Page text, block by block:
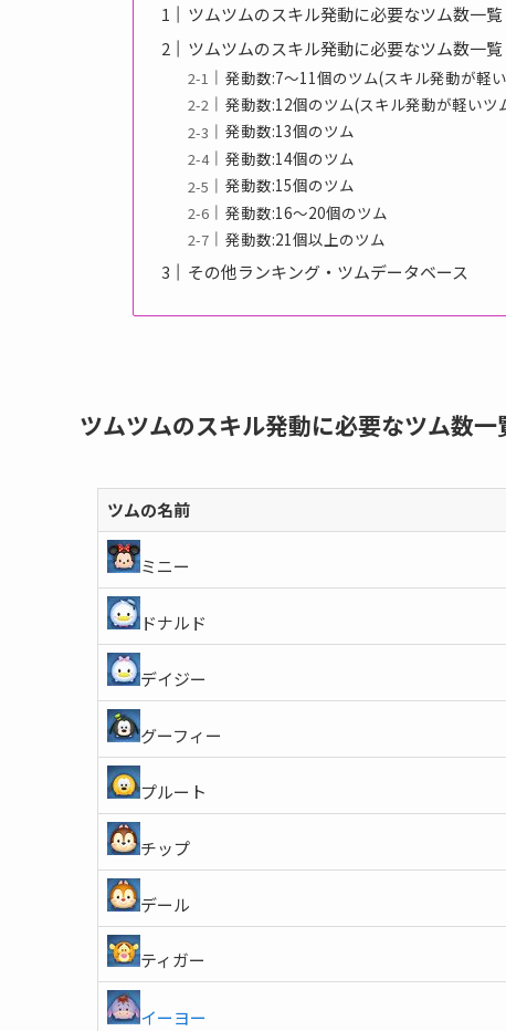
ツムツムのスキル発動に必要なツム数一覧
ツムツムのスキル発動に必要なツム数一覧
発動数:7～11個のツム(スキル発動が軽
発動数:12個のツム(スキル発動が軽いツ
発動数:13個のツム
発動数:14個のツム
発動数:15個のツム
発動数:16～20個のツム
発動数:21個以上のツム
その他ランキング・ツムデータベース
ツムツムのスキル発動に必要なツム数一
ツムの名前
ミニー
ドナルド
デイジー
グーフィー
プルート
チップ
デール
ティガー
イーヨー